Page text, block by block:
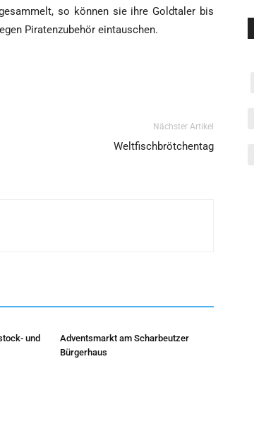
so kön­nen sie ihre Gold­ta­ler bis
Pira­ten­zu­be­hör eintauschen.
Nächster Artikel
Weltfischbrötchentag
und
Adventsmarkt am Scharbeutzer
Bürgerhaus